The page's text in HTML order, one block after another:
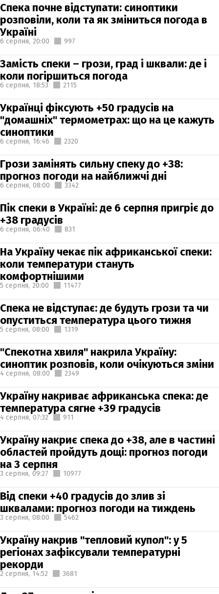
Спека почне відступати: синоптики
розповіли, коли та як зміниться погода в
Україні
6 серпня, 20:00 997
Замість спеки – грози, град і шквали: де і
коли погіршиться погода
6 серпня, 18:53 2115
Українці фіксують +50 градусів на
"домашніх" термометрах: що на це кажуть
синоптики
6 серпня, 16:46 2320
Грози замінять сильну спеку до +38:
прогноз погоди на найближчі дні
6 серпня, 08:00 3342
Пік спеки в Україні: де 6 серпня пригріє до
+38 градусів
6 серпня, 06:40 831
На Україну чекає пік африканської спеки:
коли температури стануть
комфортнішими
5 серпня, 20:00 11477
Спека не відступає: де будуть грози та чи
опуститься температура цього тижня
5 серпня, 08:00 1319
"Спекотна хвиля" накрила Україну:
синоптик розповів, коли очікуються зміни
4 серпня, 08:00 2349
Україну накриває африканська спека: де
температура сягне +39 градусів
4 серпня, 07:32 911
Україну накриє спека до +38, але в частині
областей пройдуть дощі: прогноз погоди
на 3 серпня
3 серпня, 09:27 10977
Від спеки +40 градусів до злив зі
шквалами: прогноз погоди на тиждень
3 серпня, 08:00 5462
Україну накрив "тепловий купол": у 5
регіонах зафіксували температурні
рекорди
2 серпня, 14:52 3681